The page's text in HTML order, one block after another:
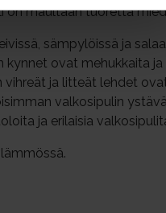
on maultaan tuoretta
sämpylöissä ja
ovat mehukkaita
ja litteät lehdet
valkosipulin
ja erilaisia